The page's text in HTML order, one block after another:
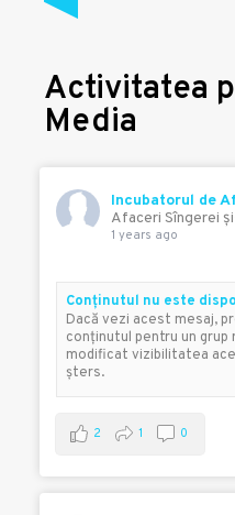
Activitatea
Media
Incubatorul de
Afaceri Sîngerei
1 years ago
Conţinutul nu este
Dacă vezi acest mesaj,
conţinutul pentru un grup
modificat vizibilitatea
şters.
2 1 0